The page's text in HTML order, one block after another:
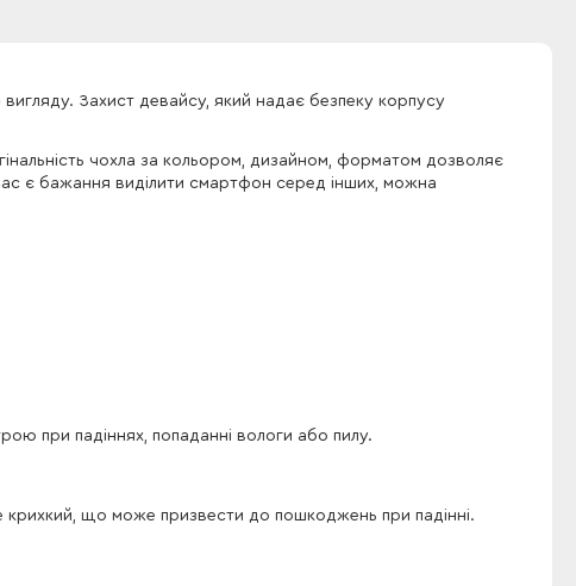
Захист девайсу, який надає безпеку корпусу
чохла за кольором, дизайном, форматом дозволяє
вас є бажання виділити смартфон серед інших, можна
при падіннях, попаданні вологи або пилу.
крихкий, що може призвести до пошкоджень при падінні.